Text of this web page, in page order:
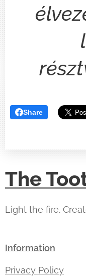
Share
The
Light the fire.
Information
Privacy Policy